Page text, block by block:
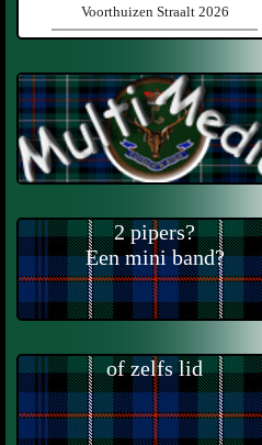
Voorthuizen Straalt 2026
2 pipers?
Een mini band?
of zelfs lid